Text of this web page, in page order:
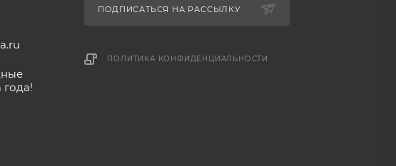
ПОДПИСАТЬСЯ НА РАССЫЛКУ
ПОЛИТИКА КОНФИДЕНЦИАЛЬНОСТИ